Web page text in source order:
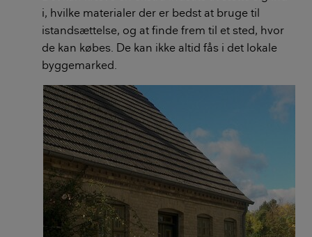
i, hvilke materialer der er bedst at bruge til
istandsættelse, og at finde frem til et sted, hvor
de kan købes. De kan ikke altid fås i det lokale
byggemarked.